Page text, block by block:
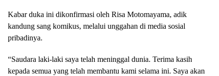
Kabar duka ini dikonfirmasi oleh Risa Motomayama, adik
kandung sang komikus, melalui unggahan di media sosial
pribadinya.
“Saudara laki-laki saya telah meninggal dunia. Terima kasih
kepada semua yang telah membantu kami selama ini. Saya akan